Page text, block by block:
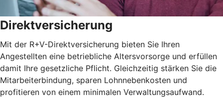
Direktversicherung
Mit der R+V-Direktversicherung bieten Sie Ihren
Angestellten eine betriebliche Altersvorsorge und erfüllen
damit Ihre gesetzliche Pflicht. Gleichzeitig stärken Sie die
Mitarbeiterbindung, sparen Lohnnebenkosten und
profitieren von einem minimalen Verwaltungsaufwand.